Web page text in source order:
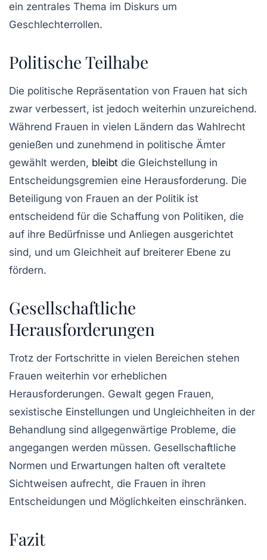
ein zentrales Thema im Diskurs um
Geschlechterrollen.
Politische Teilhabe
Die politische Repräsentation von Frauen hat sich
zwar verbessert, ist jedoch weiterhin unzureichend.
Während Frauen in vielen Ländern das Wahlrecht
genießen und zunehmend in politische Ämter
gewählt werden, bleibt die Gleichstellung in
Entscheidungsgremien eine Herausforderung. Die
Beteiligung von Frauen an der Politik ist
entscheidend für die Schaffung von Politiken, die
auf ihre Bedürfnisse und Anliegen ausgerichtet
sind, und um Gleichheit auf breiterer Ebene zu
fördern.
Gesellschaftliche
Herausforderungen
Trotz der Fortschritte in vielen Bereichen stehen
Frauen weiterhin vor erheblichen
Herausforderungen. Gewalt gegen Frauen,
sexistische Einstellungen und Ungleichheiten in der
Behandlung sind allgegenwärtige Probleme, die
angegangen werden müssen. Gesellschaftliche
Normen und Erwartungen halten oft veraltete
Sichtweisen aufrecht, die Frauen in ihren
Entscheidungen und Möglichkeiten einschränken.
Fazit